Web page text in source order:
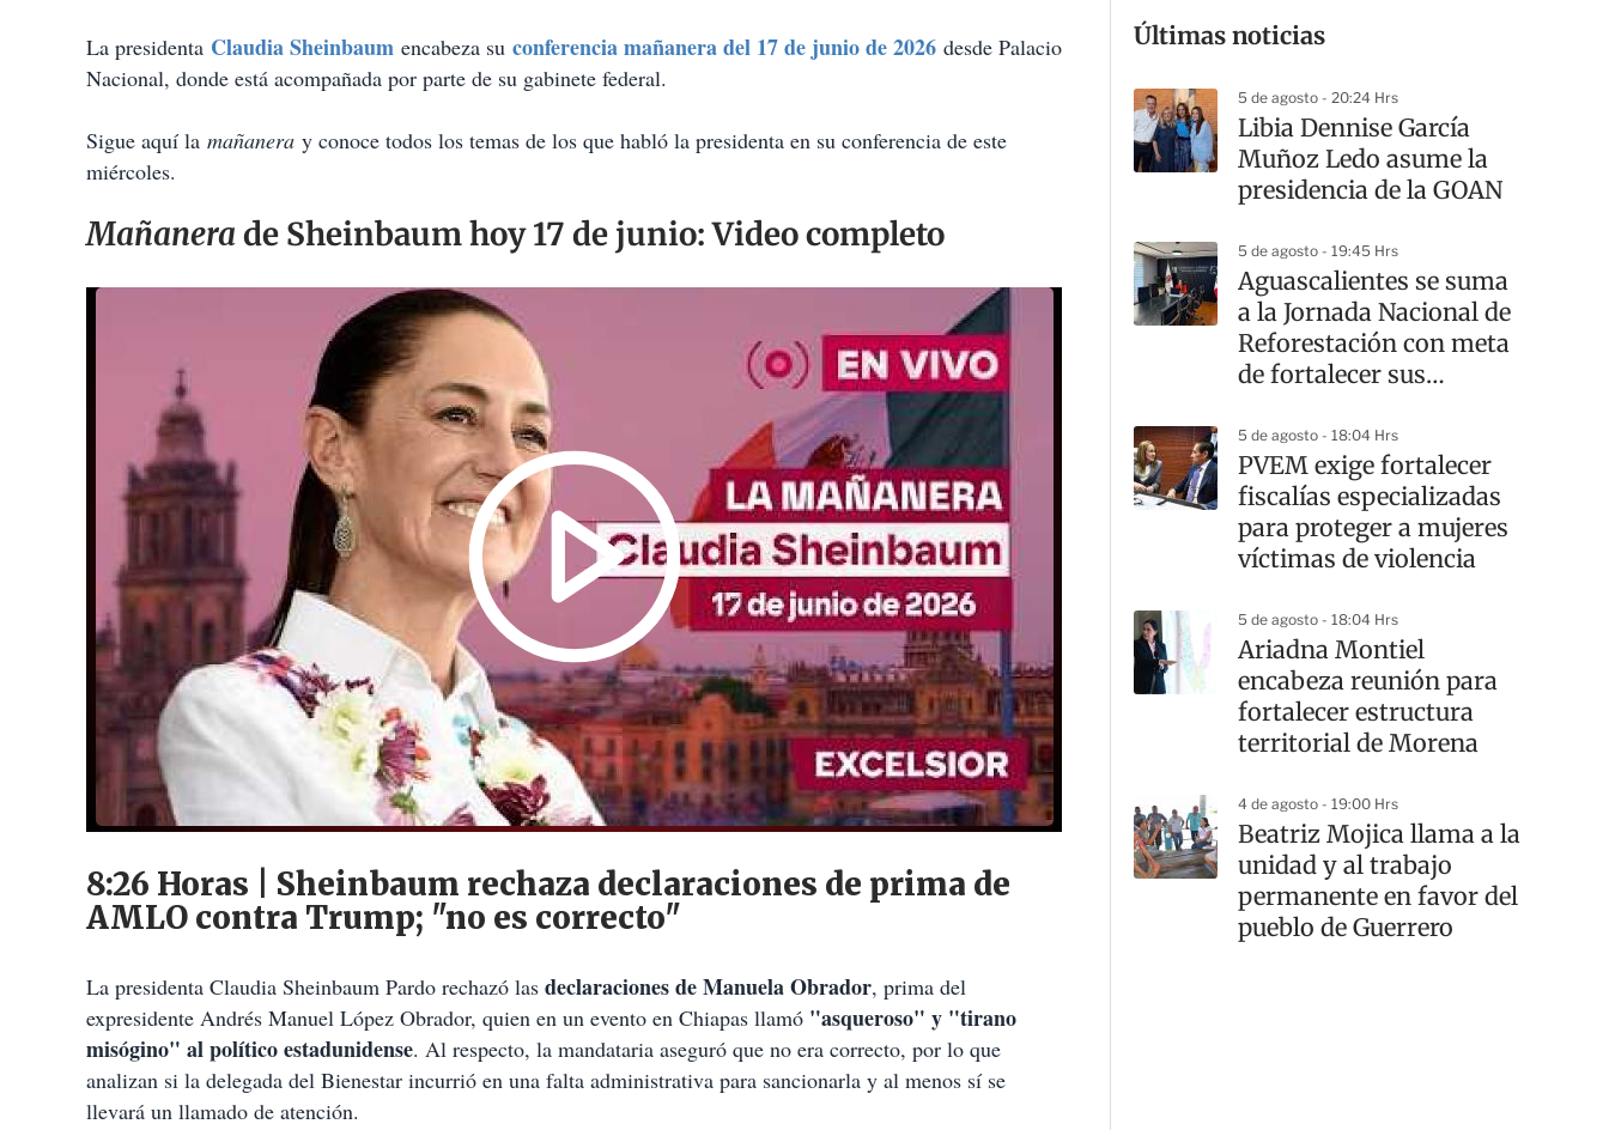
La presidenta Claudia Sheinbaum encabeza su conferencia mañanera del 17 de junio de 2026 desde Palacio
Nacional, donde está acompañada por parte de su gabinete federal.
Sigue aquí la mañanera y conoce todos los temas de los que habló la presidenta en su conferencia de este
miércoles.
Mañanerade Sheinbaum hoy 17 de junio: Video completo
8:26 Horas | Sheinbaum rechaza declaraciones de prima de
AMLO contra Trump; "no es correcto"
La presidenta Claudia Sheinbaum Pardo rechazó las declaraciones de Manuela Obrador, prima del
expresidente Andrés Manuel López Obrador, quien en un evento en Chiapas llamó "asqueroso" y "tirano
misógino" al político estadunidense. Al respecto, la mandataria aseguró que no era correcto, por lo que
analizan si la delegada del Bienestar incurrió en una falta administrativa para sancionarla y al menos sí se
llevará un llamado de atención.
Últimas noticias
5 de agosto - 20:24 Hrs
Libia Dennise García
Muñoz Ledo asume la
presidencia de la GOAN
5 de agosto - 19:45 Hrs
Aguascalientes se suma
a la Jornada Nacional de
Reforestación con meta
de fortalecer sus
5 de agosto - 18:04 Hrs
PVEM exige fortalecer
fiscalías especializadas
para proteger a mujeres
víctimas de violencia
5 de agosto - 18:04 Hrs
Ariadna Montiel
encabeza reunión para
fortalecer estructura
territorial de Morena
4 de agosto - 19:00 Hrs
Beatriz Mojica llama a la
unidad y al trabajo
permanente en favor del
pueblo de Guerrero